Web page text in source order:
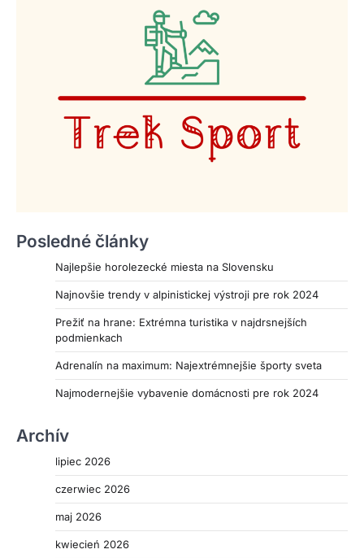
Posledné články
Najlepšie horolezecké miesta na Slovensku
Najnovšie trendy v alpinistickej výstroji pre rok 2024
Prežiť na hrane: Extrémna turistika v najdrsnejších
podmienkach
Adrenalín na maximum: Najextrémnejšie športy sveta
Najmodernejšie vybavenie domácnosti pre rok 2024
Archív
lipiec 2026
czerwiec 2026
maj 2026
kwiecień 2026